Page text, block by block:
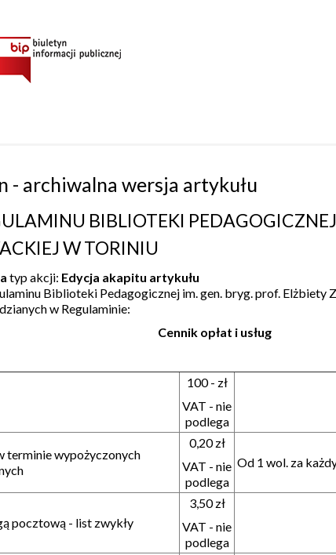
- archiwalna wersja artykułu
BIBLIOTEKI PEDAGOGICZNEJ
W TORINIU
typ akcji: Edycja akapitu artykułu
Biblioteki Pedagogicznej im. gen. bryg. prof. Elżbiety
w Regulaminie:
Cennik opłat i usług
100 - zł
VAT - nie
podlega
terminie wypożyczonych
0,20 zł
VAT - nie
podlega
Od 1 wol. za
pocztową - list zwykły
3,50 zł
VAT - nie
podlega